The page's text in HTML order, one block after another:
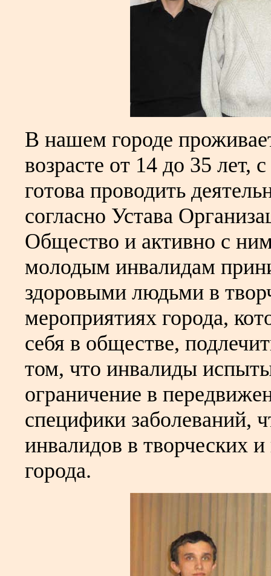
В нашем городе
возрасте от 14 до 35
готова проводить
согласно Устава
Общество и активно с
молодым инвалидам
здоровыми людьми в
мероприятиях города,
себя в обществе,
том, что инвалиды
ограничение в
специфики заболеваний,
инвалидов в творческих
города.